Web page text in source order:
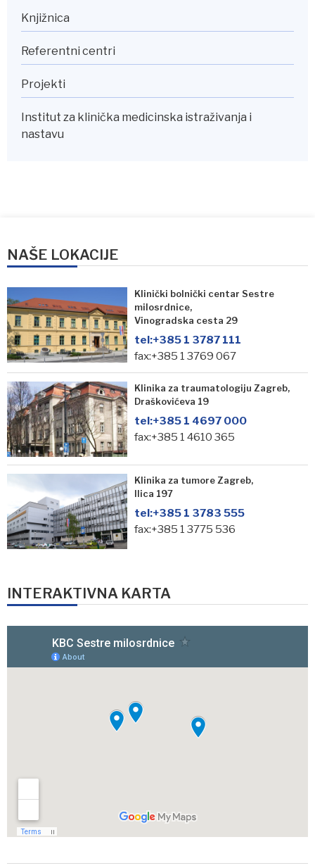
Knjižnica
Referentni centri
Projekti
Institut za klinička medicinska istraživanja i
nastavu
NAŠE LOKACIJE
Klinički bolnički centar Sestre
milosrdnice,
Vinogradska cesta 29
tel:+385 1 3787 111
fax:+385 1 3769 067
Klinika za traumatologiju Zagreb,
Draškovićeva 19
tel:+385 1 4697 000
fax:+385 1 4610 365
Klinika za tumore Zagreb,
Ilica 197
tel:+385 1 3783 555
fax:+385 1 3775 536
INTERAKTIVNA KARTA